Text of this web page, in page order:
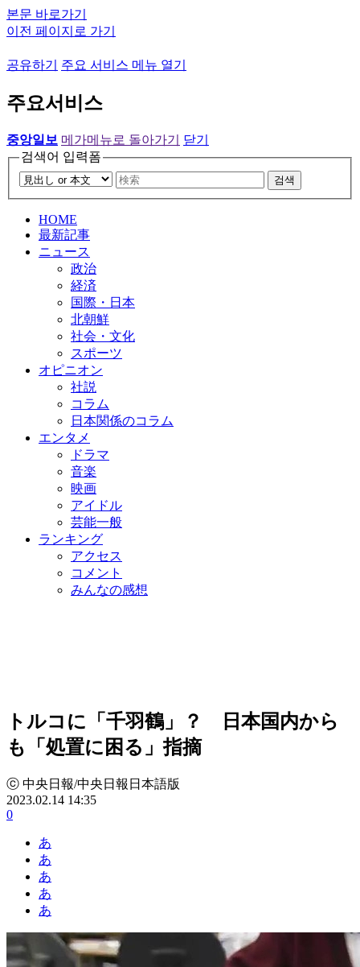
본문 바로가기
이전 페이지로 가기
공유하기 주요 서비스 메뉴 열기
주요서비스
중앙일보 메가메뉴로 돌아가기
닫기
검색어 입력폼
검색
HOME
最新記事
ニュース
政治
経済
国際・日本
北朝鮮
社会・文化
スポーツ
オピニオン
社説
コラム
日本関係のコラム
エンタメ
ドラマ
音楽
映画
アイドル
芸能一般
ランキング
アクセス
コメント
みんなの感想
トルコに「千羽鶴」？ 日本国内から
も「処置に困る」指摘
ⓒ 中央日報/中央日報日本語版
2023.02.14 14:35
0
あ
あ
あ
あ
あ